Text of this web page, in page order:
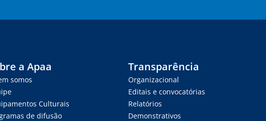
a Apaa
somos
Culturais
de difusão
Transparência
Organizacional
Editais e convocatórias
Relatórios
Demonstrativos